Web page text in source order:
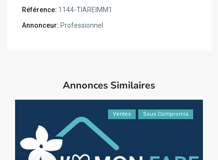
Référence: 1144-TIAREIMM1
Annonceur: Professionnel
Annonces Similaires
Ventes Sous Compromis